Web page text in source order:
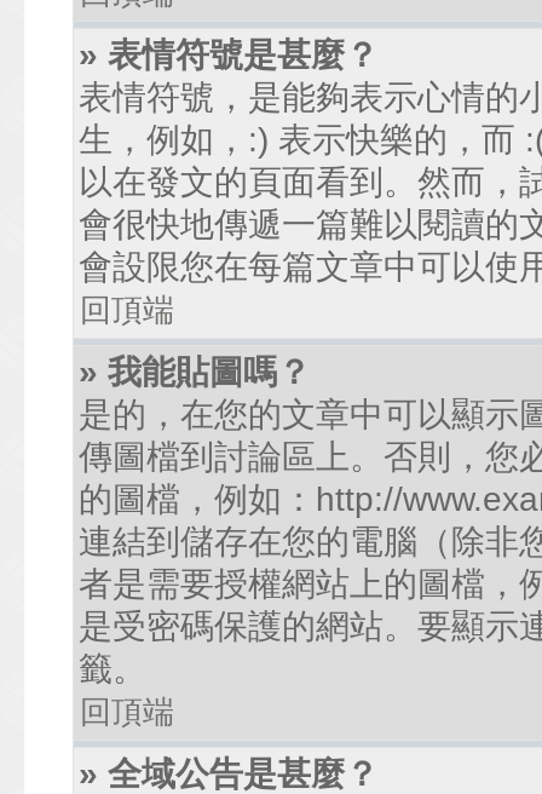
» 表情符號是甚麼？
表情符號，是能夠表示心情的
生，例如，:) 表示快樂的，而
以在發文的頁面看到。然而，
會很快地傳遞一篇難以閱讀的
會設限您在每篇文章中可以使
回頂端
» 我能貼圖嗎？
是的，在您的文章中可以顯示
傳圖檔到討論區上。否則，您
的圖檔，例如：http://
連結到儲存在您的電腦（除非
者是需要授權網站上的圖檔，
是受密碼保護的網站。要顯示
籤。
回頂端
» 全域公告是甚麼？